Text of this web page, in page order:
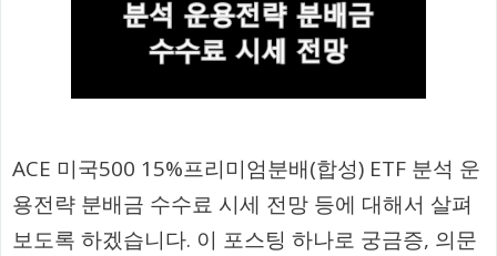
ACE 미국500 15%프리미엄분배(합성) ETF 분석 운
용전략 분배금 수수료 시세 전망 등에 대해서 살펴
보도록 하겠습니다. 이 포스팅 하나로 궁금증, 의문